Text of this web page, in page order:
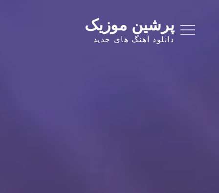
content
پرشین موزیک
دانلود آهنگ های جدید